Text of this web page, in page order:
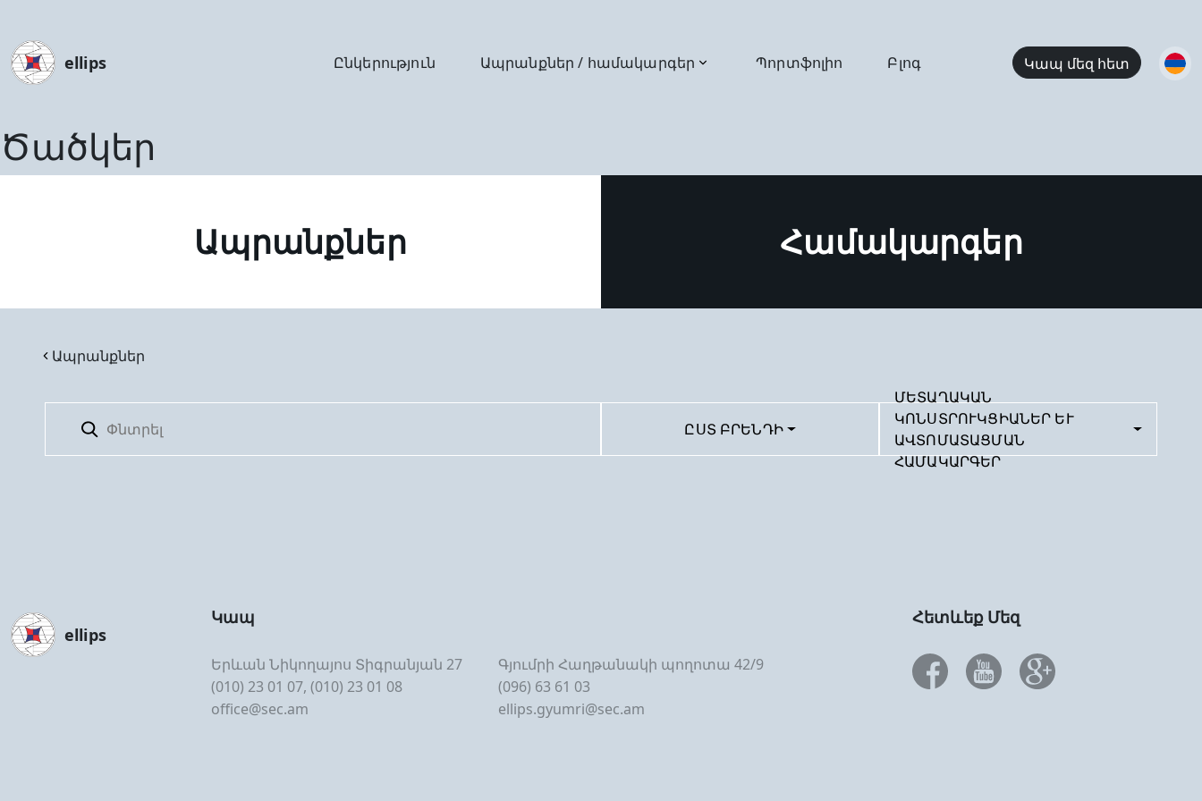
ellips Ընկերություն Ապրանքներ / համակարգեր Պորտֆոլիո Բլոգ Կապ մեզ հետ
Ծածկեր
Ապրանքներ Համակարգեր
Ապրանքներ
ԸՍՏ ԲՐԵՆԴԻ
ՄԵՏԱՂԱԿԱՆ
ԿՈՆՍՏՐՈՒԿՑԻԱՆԵՐ ԵՒ Ա
ՎՏՈՄԱՏԱՑՄԱՆ Հ
ԱՄԱԿԱՐԳԵՐ
ellips
Կապ
Երևան Նիկողայոս Տիգրանյան 27
(010) 23 01 07, (010) 23 01 08
office@sec.am
Գյումրի Հաղթանակի պողոտա 42/9
(096) 63 61 03
ellips.gyumri@sec.am
Հետևեք Մեզ